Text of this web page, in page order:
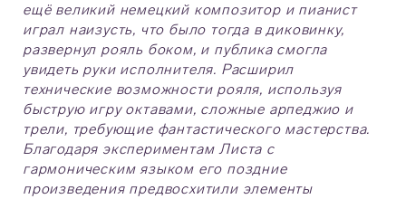
ещё великий немецкий композитор и пианист
играл наизусть, что было тогда в диковинку,
развернул рояль боком, и публика смогла
увидеть руки исполнителя. Расширил
технические возможности рояля, используя
быструю игру октавами, сложные арпеджио и
трели, требующие фантастического мастерства.
Благодаря экспериментам Листа с
гармоническим языком его поздние
произведения предвосхитили элементы